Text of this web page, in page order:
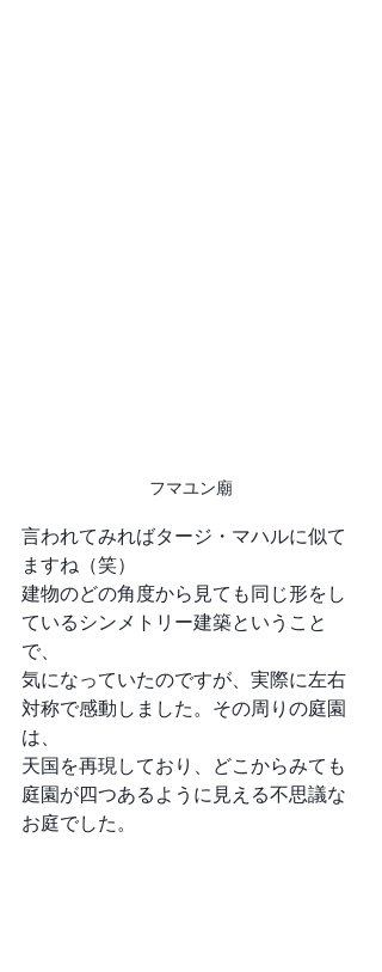
フマユン廟
言われてみればタージ・マハルに似て
ますね（笑）
建物のどの角度から見ても同じ形をし
ているシンメトリー建築ということ
で、
気になっていたのですが、実際に左右
対称で感動しました。その周りの庭園
は、
天国を再現しており、どこからみても
庭園が四つあるように見える不思議な
お庭でした。